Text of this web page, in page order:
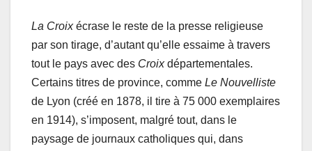
La Croixécrase le reste de la presse religieuse
par son tirage, d’autant qu’elle essaime à travers
tout le pays avec des Croixdépartementales.
Certains titres de province, comme Le Nouvelliste
de Lyon (créé en 1878, il tire à 75 000 exemplaires
en 1914), s’imposent, malgré tout, dans le
paysage de journaux catholiques qui, dans